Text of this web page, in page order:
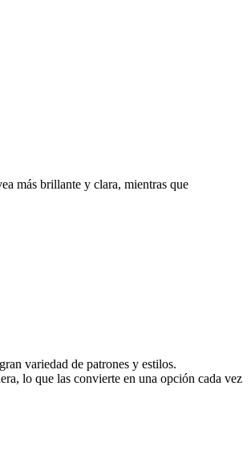
más brillante y clara, mientras que
variedad de patrones y estilos.
lo que las convierte en una opción cada vez